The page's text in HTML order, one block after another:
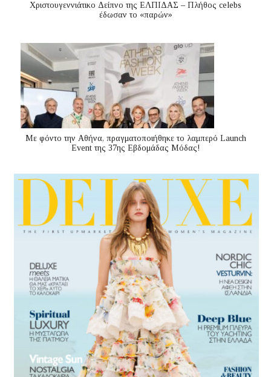
Χριστουγεννιάτικο Δείπνο της ΕΛΠΙΔΑΣ – Πλήθος celebs
έδωσαν το «παρών»
Με φόντο την Αθήνα, πραγματοποιήθηκε το λαμπερό Launch
Event της 37ης Εβδομάδας Μόδας!